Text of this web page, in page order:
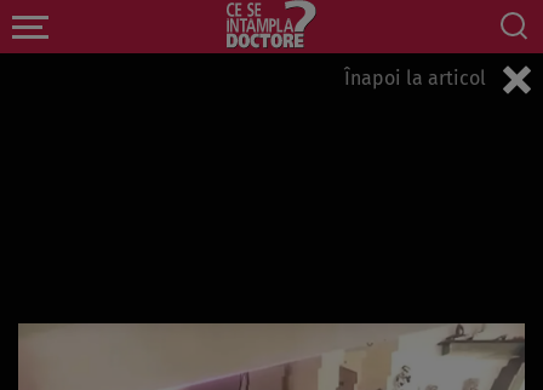
Înapoi la articol